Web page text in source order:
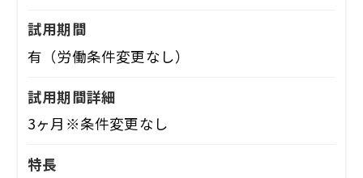
試用期間
有（労働条件変更なし）
試用期間詳細
3ヶ月※条件変更なし
特長